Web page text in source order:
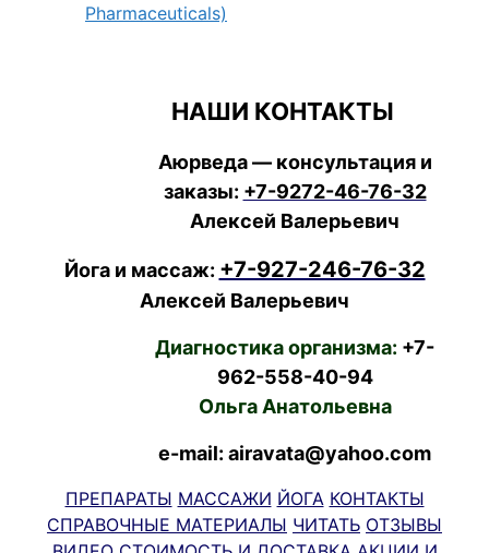
Pharmaceuticals)
НАШИ КОНТАКТЫ
Аюрведа — консультация и
заказы: +7-9272-46-76-32
Алексей Валерьевич
Йога и массаж: +7-927-246-76-32
Алексей Валерьевич
Диагностика организма: +7-
962-558-40-94
Ольга Анатольевна
e-mail: airavata@yahoo.com
ПРЕПАРАТЫ МАССАЖИ ЙОГА КОНТАКТЫ
СПРАВОЧНЫЕ МАТЕРИАЛЫ ЧИТАТЬ ОТЗЫВЫ